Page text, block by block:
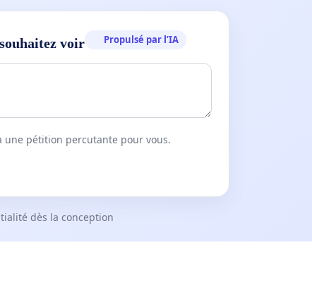
voir Propulsé par l’IA
une pétition percutante pour vous.
dès la conception